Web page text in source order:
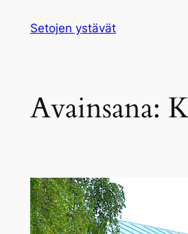
sisältöön
Setojen ystävät
Avainsana: